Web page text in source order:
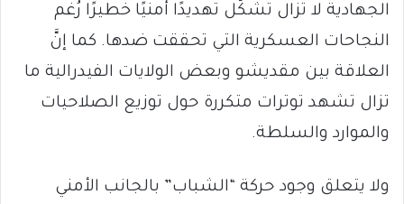
الجهادية لا تزال تشكّل تهديدًا أمنيًا خطيرًا رُغم
النجاحات العسكرية التي تحققت ضدها. كما إنَّ
العلاقة بين مقديشو وبعض الولايات الفيدرالية ما
تزال تشهد توترات متكررة حول توزيع الصلاحيات
والموارد والسلطة.
ولا يتعلق وجود حركة “الشباب” بالجانب الأمني